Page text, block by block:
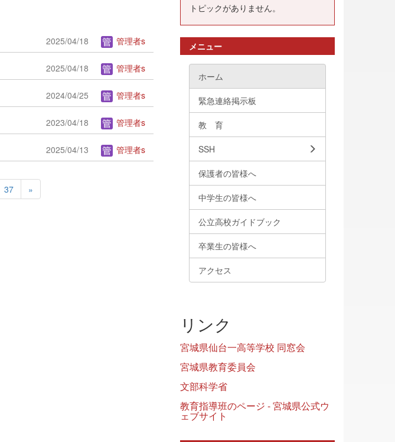
2025/04/18 管理者s
2025/04/18 管理者s
2024/04/25 管理者s
2023/04/18 管理者s
2025/04/13 管理者s
37 »
トピックがありません。
メニュー
ホーム
緊急連絡掲示板
教 育
SSH
保護者の皆様へ
中学生の皆様へ
公立高校ガイドブック
卒業生の皆様へ
アクセス
リンク
宮城県仙台一高等学校 同窓会
宮城県教育委員会
文部科学省
教育指導班のページ - 宮城県公式ウ
ェブサイト